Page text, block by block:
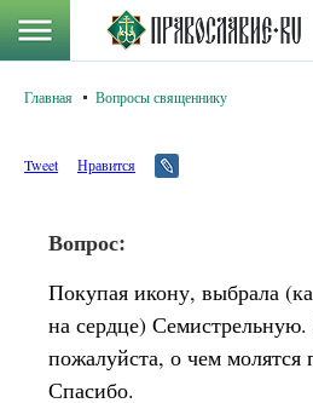
Главная Вопросы священнику
Tweet Нравится
Вопрос:
Покупая икону, выбрала
на сердце)
пожалуйста, о чем молятся
Спасибо.